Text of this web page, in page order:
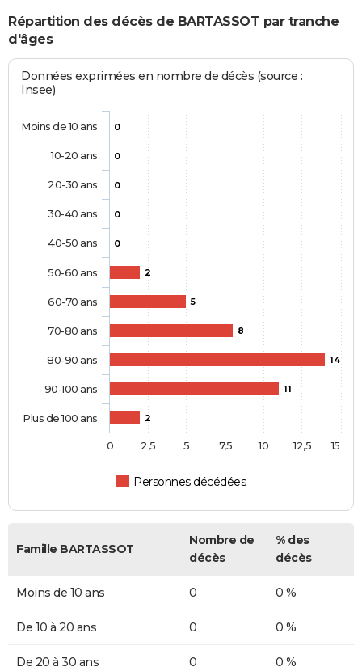
Répartition des décès de BARTASSOT par tranche
d'âges
Données exprimées en nombre de décès (source :
Insee)
0
0
0
0
0
2
5
8
14
11
2
Personnes décédées
Moins de 10 ans
10-20 ans
20-30 ans
30-40 ans
40-50 ans
50-60 ans
60-70 ans
70-80 ans
80-90 ans
90-100 ans
Plus de 100 ans
0 2,5 5 7,5 10 12,5 15
Famille BARTASSOT
Nombre de
décès
% des
décès
Moins de 10 ans 0 0 %
De 10 à 20 ans 0 0 %
De 20 à 30 ans 0 0 %